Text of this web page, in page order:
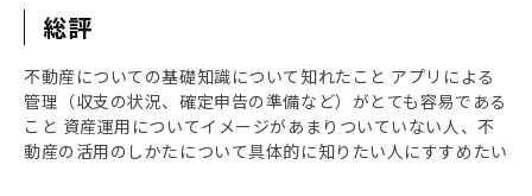
総評
不動産についての基礎知識について知れたこと アプリによる
管理（収支の状況、確定申告の準備など）がとても容易である
こと 資産運用についてイメージがあまりついていない人、不
動産の活用のしかたについて具体的に知りたい人にすすめたい